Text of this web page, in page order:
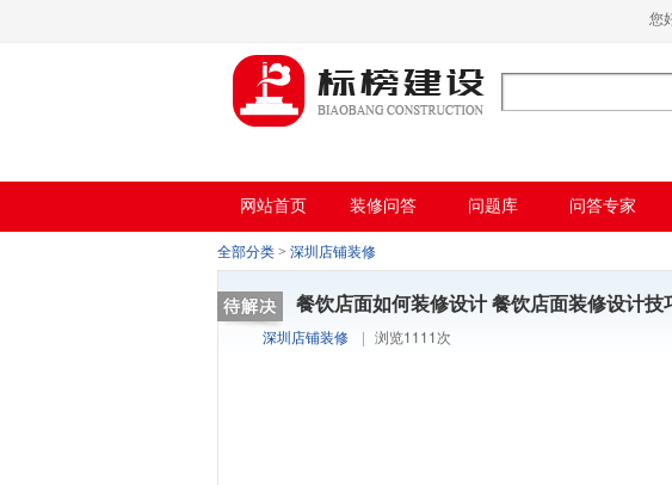
哈密瓜视频,哈密瓜视频app,哈密瓜视频下载,哈密瓜您
网站首页 装修问答 问题库 问答专家
全部分类 > 深圳店铺装修
餐饮店面如何装修设计 餐饮店面装修设计技
深圳店铺装修
| 浏览1111次